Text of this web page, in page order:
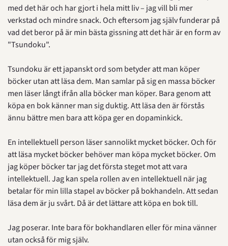
med det här och har gjort i hela mitt liv – jag vill bli mer
verkstad och mindre snack. Och eftersom jag själv funderar på
vad det beror på är min bästa gissning att det här är en form av
"Tsundoku".
Tsundoku är ett japanskt ord som betyder att man köper
böcker utan att läsa dem. Man samlar på sig en massa böcker
men läser långt ifrån alla böcker man köper. Bara genom att
köpa en bok känner man sig duktig. Att läsa den är förstås
ännu bättre men bara att köpa ger en dopaminkick.
En intellektuell person läser sannolikt mycket böcker. Och för
att läsa mycket böcker behöver man köpa mycket böcker. Om
jag köper böcker tar jag det första steget mot att vara
intellektuell. Jag kan spela rollen av en intellektuell när jag
betalar för min lilla stapel av böcker på bokhandeln. Att sedan
läsa dem är ju svårt. Då är det lättare att köpa en bok till.
Jag poserar. Inte bara för bokhandlaren eller för mina vänner
utan också för mig själv.